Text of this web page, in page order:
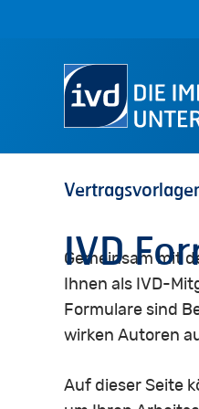
IVD
Gemeinsam mit
Ihnen als IVD-
Formulare sind
wirken Autoren
Auf dieser Seite